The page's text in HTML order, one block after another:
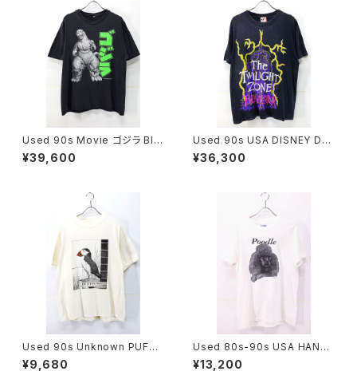
Used 90s Movie ゴジラ Bla
ck Both Graphic T-Shirt Siz
e XL 相当 古着
¥39,600
Used 90s USA DISNEY DE
SIGNS TWILIGHT ZONE TO
WER OF TERROR Graphic T
¥36,300
Used 90s Unknown PUFFI
N NUFFIN Both Side Animal
Art graphic T-Shirt Size XL
¥9,680
Used 80s-90s USA HANES
Poodle Dog Animal Graphi
c T-Shirt Size M 古着
¥13,200